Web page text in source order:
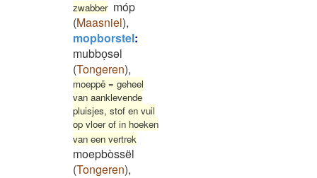
zwabber móp
(Maasniel),
mopborstel:
mubboͅsəl
(Tongeren),
moeppë = geheel
van aanklevende
pluisjes, stof en vuil
op vloer of in hoeken
van een vertrek
moepbòssël
(Tongeren),